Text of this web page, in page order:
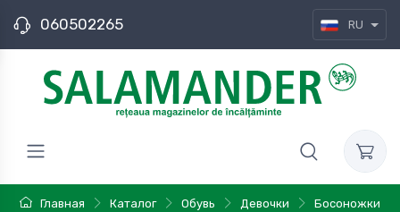
060502265 RU
Главная Каталог Обувь Девочки Босоножки